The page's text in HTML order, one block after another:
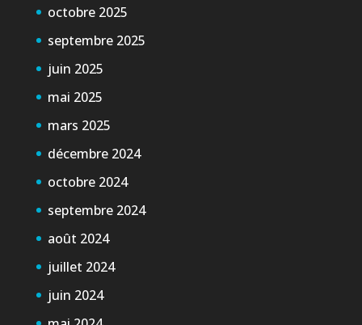
octobre 2025
septembre 2025
juin 2025
mai 2025
mars 2025
décembre 2024
octobre 2024
septembre 2024
août 2024
juillet 2024
juin 2024